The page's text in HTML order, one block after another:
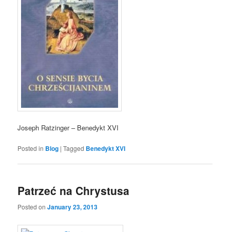
Joseph Ratzinger – Benedykt XVI
Posted in Blog |Tagged Benedykt XVI
Patrzeć na Chrystusa
Posted onJanuary 23, 2013